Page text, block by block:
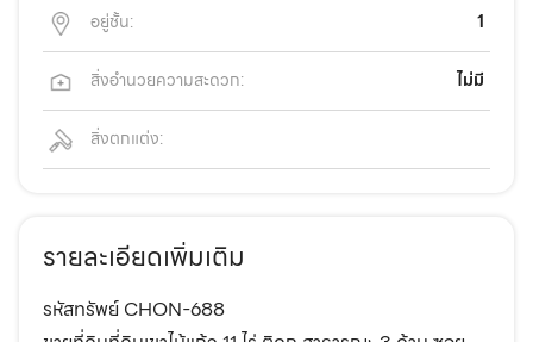
อยู่ชั้น: 1
สิ่งอำนวยความสะดวก: ไม่มี
สิ่งตกแต่ง:
รายละเอียดเพิ่มเติม
รหัสทรัพย์ CHON-688